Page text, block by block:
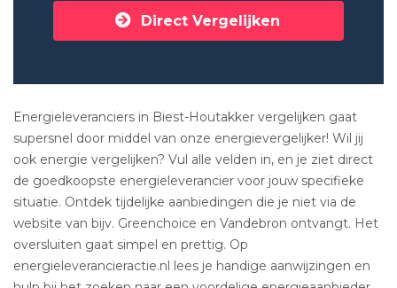
Direct Vergelijken
Energieleveranciers in Biest-Houtakker vergelijken gaat
supersnel door middel van onze energievergelijker! Wil jij
ook energie vergelijken? Vul alle velden in, en je ziet direct
de goedkoopste energieleverancier voor jouw specifieke
situatie. Ontdek tijdelijke aanbiedingen die je niet via de
website van bijv. Greenchoice en Vandebron ontvangt. Het
oversluiten gaat simpel en prettig. Op
energieleverancieractie.nl lees je handige aanwijzingen en